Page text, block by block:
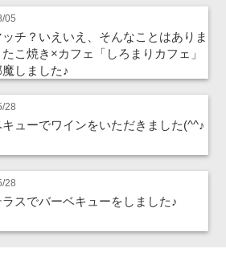
05
ッチ？いえいえ、そんなことはありま
こ焼き×カフェ「しろまりカフェ」
しました♪
28
ューでワインをいただきました(^^♪
28
スでバーベキューをしました♪